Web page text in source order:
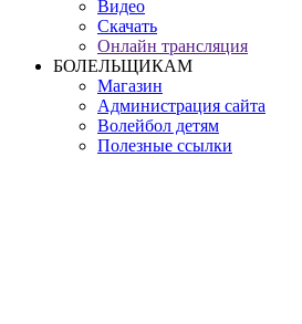
Видео
Скачать
Онлайн трансляция
БОЛЕЛЬЩИКАМ
Магазин
Администрация сайта
Волейбол детям
Полезные ссылки